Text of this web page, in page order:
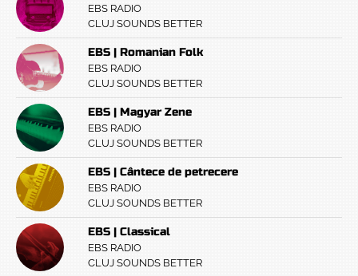
EBS RADIO
CLUJ SOUNDS BETTER
EBS | Romanian Folk
EBS RADIO
CLUJ SOUNDS BETTER
EBS | Magyar Zene
EBS RADIO
CLUJ SOUNDS BETTER
EBS | Cântece de petrecere
EBS RADIO
CLUJ SOUNDS BETTER
EBS | Classical
EBS RADIO
CLUJ SOUNDS BETTER